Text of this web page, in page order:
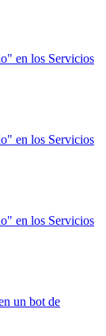
en los Servicios
en los Servicios
en los Servicios
un bot de